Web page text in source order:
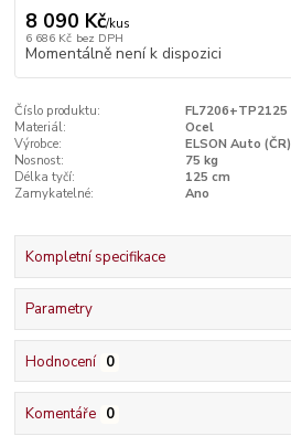
8 090 Kč/kus
6 686 Kč bez DPH
Momentálně není k dispozici
Číslo produktu:
FL7206+TP2125
Materiál:
Ocel
Výrobce:
ELSON Auto (ČR)
Nosnost:
75 kg
Délka tyčí:
125 cm
Zamykatelné:
Ano
Kompletní specifikace
Parametry
Hodnocení 0
Komentáře 0